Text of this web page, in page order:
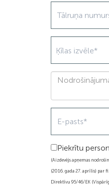
Ķīlas izvēle*
Piekrītu
(Aizdevējs apņemas
(2016. gada 27. aprīlis) par
Direktīvu 95/46/EK